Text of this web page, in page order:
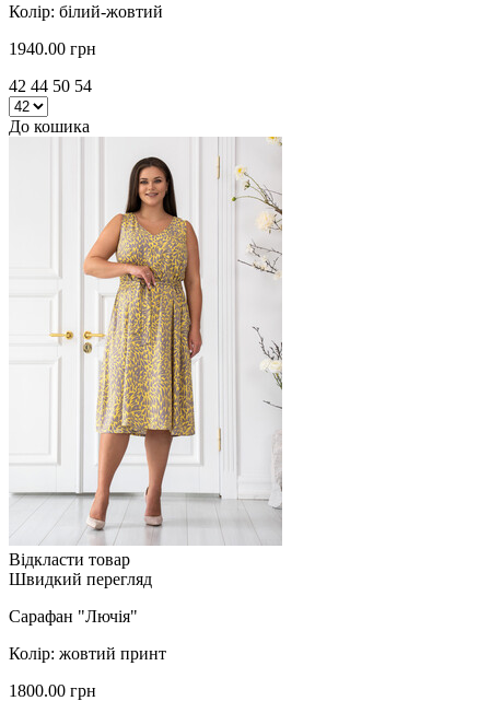
Колір: білий-жовтий
1940.00 грн
42 44 50 54
До кошика
Відкласти товар
Швидкий перегляд
Сарафан "Лючія"
Колір: жовтий принт
1800.00 грн